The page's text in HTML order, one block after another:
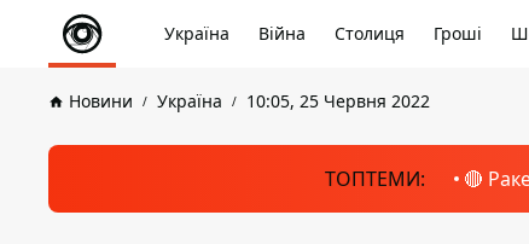
Україна Війна Столиця Гроші
Новини Україна 10:05, 25 Червня 2022
ТОПТЕМИ: 🔴